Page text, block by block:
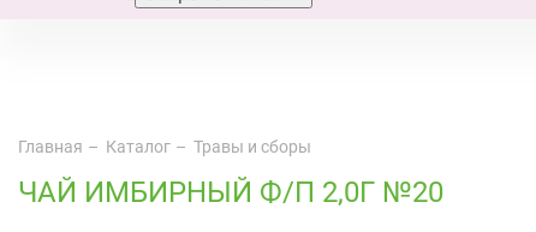
Главная Каталог Травы и сборы
ЧАЙ ИМБИРНЫЙ Ф/П 2,0Г №20